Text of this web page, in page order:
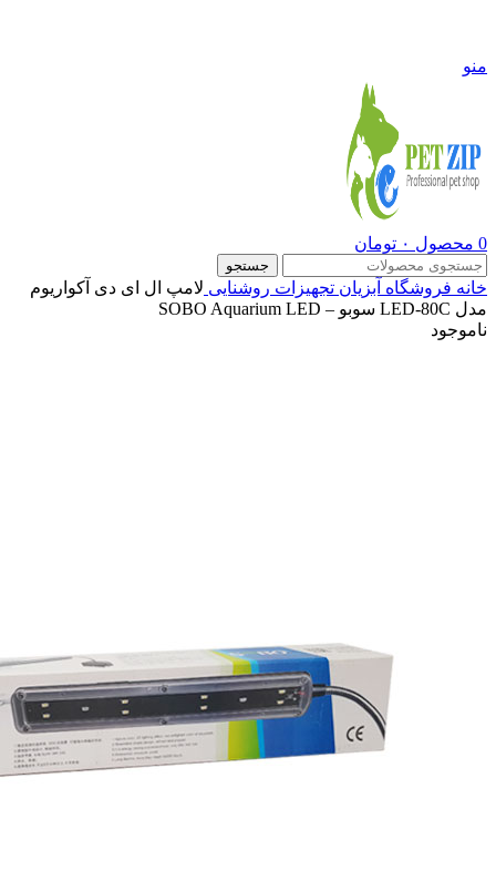
منو
0 محصول ۰ تومان
جستجو
خانه فروشگاه آبزیان تجهیزات روشنایی لامپ ال ای دی آکواریوم
مدل LED-80C سوبو – SOBO Aquarium LED
ناموجود